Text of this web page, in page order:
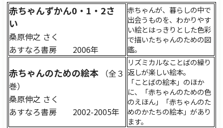
赤ちゃんずかん0・1・2さ
い
桑原伸之 さく
あすなろ書房 2006年
赤ちゃんが、暮らしの中で
出会うものを、わかりやす
い絵とはっきりとした色彩
で描いたちゃんのための図
鑑。
赤ちゃんのための絵本
（全３
巻）
桑原伸之 さく
あすなろ書房 2002-2005年
リズミカルなことばの繰り
返しが楽しい絵本。
「ことばの絵本」のほか
に、「赤ちゃんのための色
のえほん」「赤ちゃんのた
めのかたちの絵本」があり
ます。